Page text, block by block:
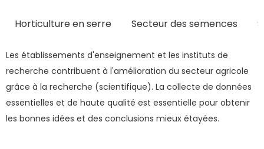
Horticulture en serre Secteur des semences
Les établissements d'enseignement et les instituts de
recherche contribuent à l'amélioration du secteur agricole
grâce à la recherche (scientifique). La collecte de données
essentielles et de haute qualité est essentielle pour obtenir
les bonnes idées et des conclusions mieux étayées.